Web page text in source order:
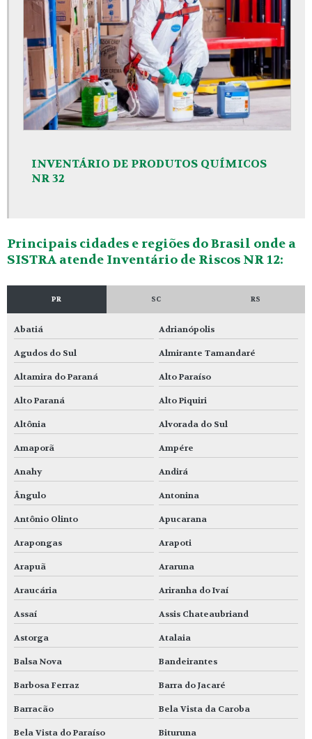
INVENTÁRIO DE PRODUTOS QUÍMICOS
NR 32
Principais cidades e regiões do Brasil onde a
SISTRA atende Inventário de Riscos NR 12:
PR SC RS
Abatiá Adrianópolis
Agudos do Sul Almirante Tamandaré
Altamira do Paraná Alto Paraíso
Alto Paraná Alto Piquiri
Altônia Alvorada do Sul
Amaporã Ampére
Anahy Andirá
Ângulo Antonina
Antônio Olinto Apucarana
Arapongas Arapoti
Arapuã Araruna
Araucária Ariranha do Ivaí
Assaí Assis Chateaubriand
Astorga Atalaia
Balsa Nova Bandeirantes
Barbosa Ferraz Barra do Jacaré
Barracão Bela Vista da Caroba
Bela Vista do Paraíso Bituruna